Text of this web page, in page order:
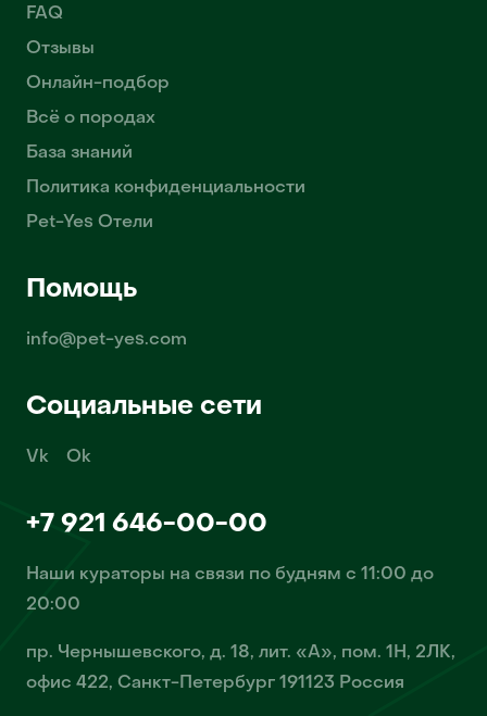
FAQ
Отзывы
Онлайн-подбор
Всё о породах
База знаний
Политика конфиденциальности
Pet-Yes Отели
Помощь
info@pet-yes.com
Социальные сети
Vk Ok
+7 921 646-00-00
Наши кураторы на связи по будням с 11:00 до
20:00
пр. Чернышевского, д. 18, лит. «А», пом. 1Н, 2ЛК,
офис 422, Санкт-Петербург 191123 Россия